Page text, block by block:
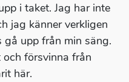
i taket. Jag har inte
jag känner verkligen
gå upp från min säng.
och försvinna från
här.